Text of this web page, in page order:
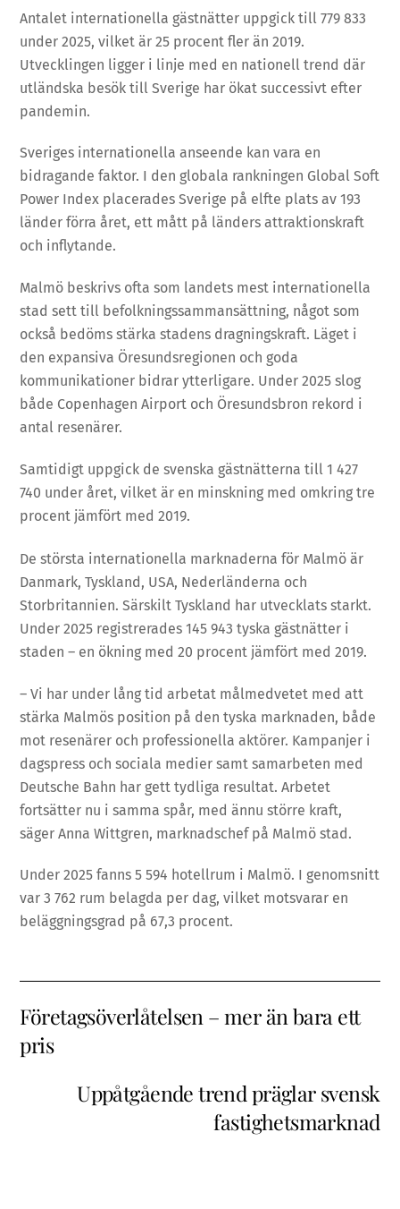
Antalet internationella gästnätter uppgick till 779 833
under 2025, vilket är 25 procent fler än 2019.
Utvecklingen ligger i linje med en nationell trend där
utländska besök till Sverige har ökat successivt efter
pandemin.
Sveriges internationella anseende kan vara en
bidragande faktor. I den globala rankningen Global Soft
Power Index placerades Sverige på elfte plats av 193
länder förra året, ett mått på länders attraktionskraft
och inflytande.
Malmö beskrivs ofta som landets mest internationella
stad sett till befolkningssammansättning, något som
också bedöms stärka stadens dragningskraft. Läget i
den expansiva Öresundsregionen och goda
kommunikationer bidrar ytterligare. Under 2025 slog
både Copenhagen Airport och Öresundsbron rekord i
antal resenärer.
Samtidigt uppgick de svenska gästnätterna till 1 427
740 under året, vilket är en minskning med omkring tre
procent jämfört med 2019.
De största internationella marknaderna för Malmö är
Danmark, Tyskland, USA, Nederländerna och
Storbritannien. Särskilt Tyskland har utvecklats starkt.
Under 2025 registrerades 145 943 tyska gästnätter i
staden – en ökning med 20 procent jämfört med 2019.
– Vi har under lång tid arbetat målmedvetet med att
stärka Malmös position på den tyska marknaden, både
mot resenärer och professionella aktörer. Kampanjer i
dagspress och sociala medier samt samarbeten med
Deutsche Bahn har gett tydliga resultat. Arbetet
fortsätter nu i samma spår, med ännu större kraft,
säger Anna Wittgren, marknadschef på Malmö stad.
Under 2025 fanns 5 594 hotellrum i Malmö. I genomsnitt
var 3 762 rum belagda per dag, vilket motsvarar en
beläggningsgrad på 67,3 procent.
Företagsöverlåtelsen – mer än bara ett
pris
Uppåtgående trend präglar svensk
fastighetsmarknad